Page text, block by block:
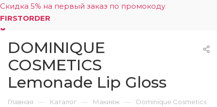
Скидка 5% на первый заказ по промокоду
FIRSTORDER
0
DOMINIQUE
COSMETICS
Lemonade Lip Gloss
Главная — Каталог — Макияж — Dominique Cosmetics